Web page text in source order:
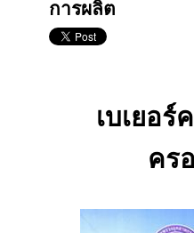
การผลิต
เบเยอ
คร